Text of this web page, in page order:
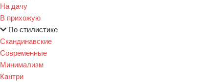
На дачу
В прихожую
По стилистике
Скандинавские
Современные
Минимализм
Кантри